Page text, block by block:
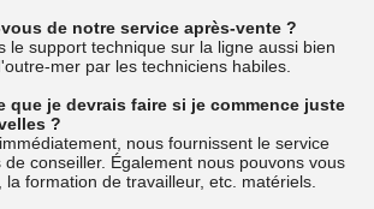
de notre service après-vente ?
le support technique sur la ligne aussi bien
mer par les techniciens habiles.
que je devrais faire si je commence juste
?
nous fournissent le service
conseiller. Également nous pouvons vous
formation de travailleur, etc. matériels.